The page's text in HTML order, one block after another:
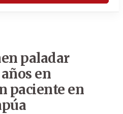
paladar
en
paciente en